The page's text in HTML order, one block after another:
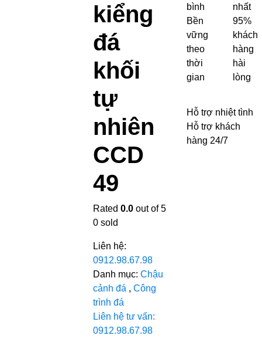
kiểng
đá
khối
tự
nhiên
CCD
49
Rated0.0 out of 5
0 sold
Liên hệ:
0912.98.67.98
Danh mục:Chậu
cảnh đá ,Công
trình đá
Liên hệ tư vấn:
0912.98.67.98
bình
Bền
vững
theo
thời
gian
nhất
95%
khách
hàng
hài
lòng
Hỗ trợ nhiệt tình
Hỗ trợ khách
hàng 24/7